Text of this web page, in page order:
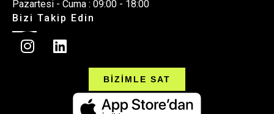
Pazartesi - Cuma : 09:00 - 18:00
Bizi Takip Edin
BİZİMLE SAT